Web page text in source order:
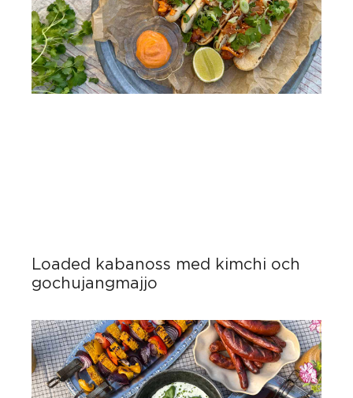
Loaded kabanoss med kimchi och
gochujangmajjo